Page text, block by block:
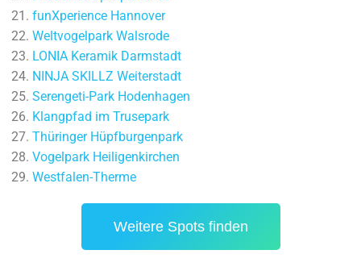
funXperience Hannover
Weltvogelpark Walsrode
LONIA Keramik Darmstadt
NINJA SKILLZ Weiterstadt
Serengeti-Park Hodenhagen
Klangpfad im Trusepark
Thüringer Hüpfburgenpark
Vogelpark Heiligenkirchen
Westfalen-Therme
Weitere Spots finden